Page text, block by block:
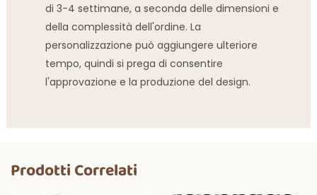
di 3-4 settimane, a seconda delle dimensioni e
della complessità dell'ordine. La
personalizzazione può aggiungere ulteriore
tempo, quindi si prega di consentire
l'approvazione e la produzione del design.
Prodotti Correlati